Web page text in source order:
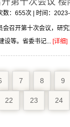
数：655次 | 时间：
召开第十次会议，研
设等。省委书记... [详细]
7 8 9
22 23 24